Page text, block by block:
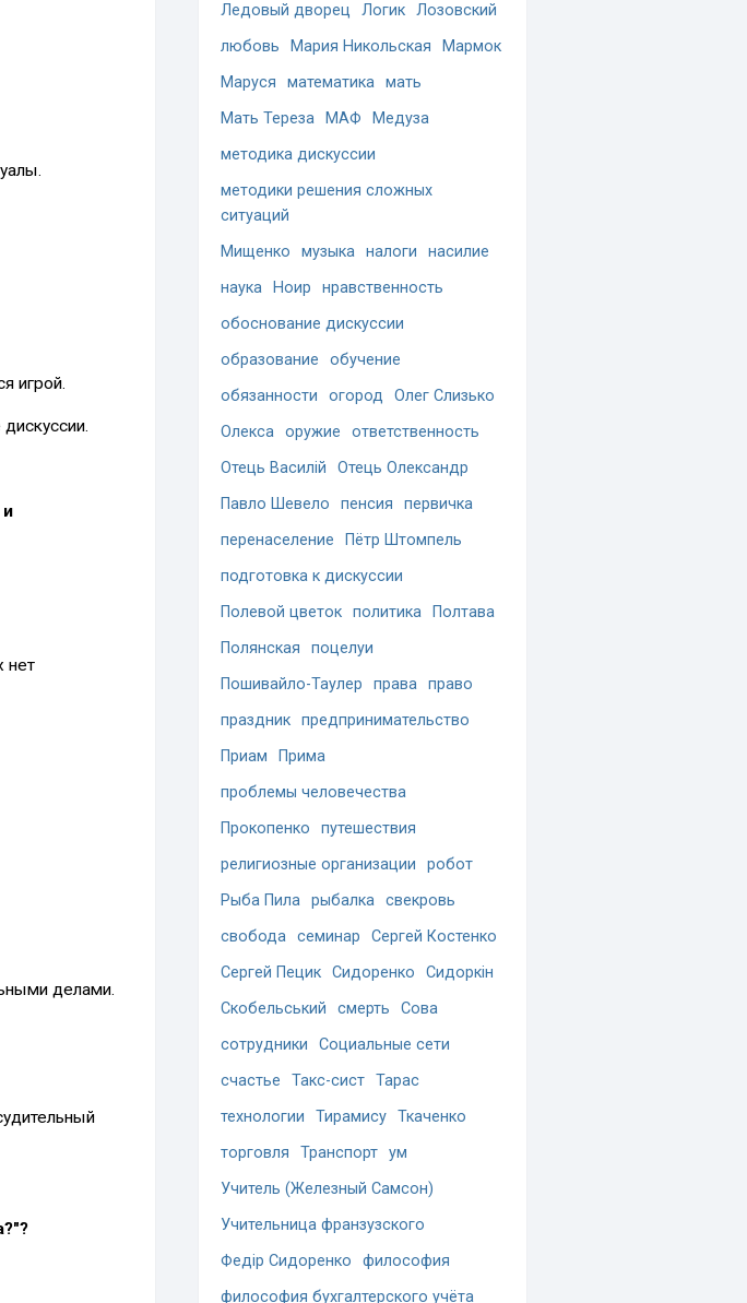
игрой.
нет
делами.
Ледовый дворец
Логик Лозовский
любовь
Мария Никольская
Мармок
Маруся
математика мать
Мать Тереза
МАФ
Медуза
методика дискуссии
методики решения сложных
ситуаций
Мищенко
музыка налоги
насилие
наука
Ноир
нравственность
обоснование дискуссии
образование
обучение
обязанности
огород
Олег Слизько
Олекса оружие
ответственность
Отець Василій
Отець Олександр
Павло Шевело
пенсия
первичка
перенаселение
Пётр Штомпель
подготовка к дискуссии
Полевой цветок политика
Полтава
Полянская
поцелуи
Пошивайло-Таулер
права право
праздник предпринимательство
Приам
Прима
проблемы человечества
Прокопенко
путешествия
религиозные организации
робот
Рыба Пила рыбалка свекровь
свобода семинар
Сергей Костенко
Сергей Пецик Сидоренко
Сидоркін
Скобельський
смерть
Сова
сотрудники
Социальные сети
счастье
Такс-сист Тарас
технологии
Тирамису Ткаченко
торговля
Транспорт ум
Учитель (Железный Самсон)
Учительница франзузского
Федір Сидоренко
философия
философия бухгалтерского учёта